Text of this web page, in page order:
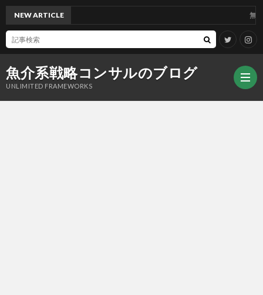
魚介系戦略コンサルのブログ
UNLIMITED FRAMEWORKS
NEW ARTICLE 無